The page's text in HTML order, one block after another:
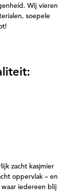
Wij vieren
soepele
zacht kasjmier
oppervlak – en
iedereen blij